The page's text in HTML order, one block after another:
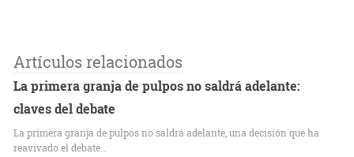
Artículos relacionados
La primera granja de pulpos no saldrá adelante:
claves del debate
La primera granja de pulpos no saldrá adelante, una decisión que ha
reavivado el debate…